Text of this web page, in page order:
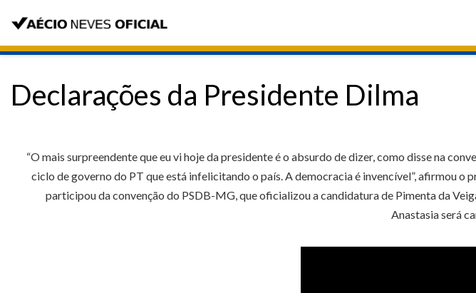
Declarações da Presidente Dilma
“O mais surpreendente que eu vi hoje da presidente é o absurdo de dizer, como disse na
ciclo de governo do PT que está infelicitando o país. A democracia é invencível”, afirmou
participou da convenção do PSDB-MG, que oficializou a candidatura de Pimenta da
Anastasia será